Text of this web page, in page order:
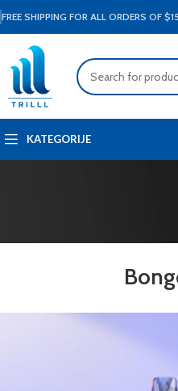
FREE SHIPPING FOR ALL ORDERS OF
KATEGORIJE